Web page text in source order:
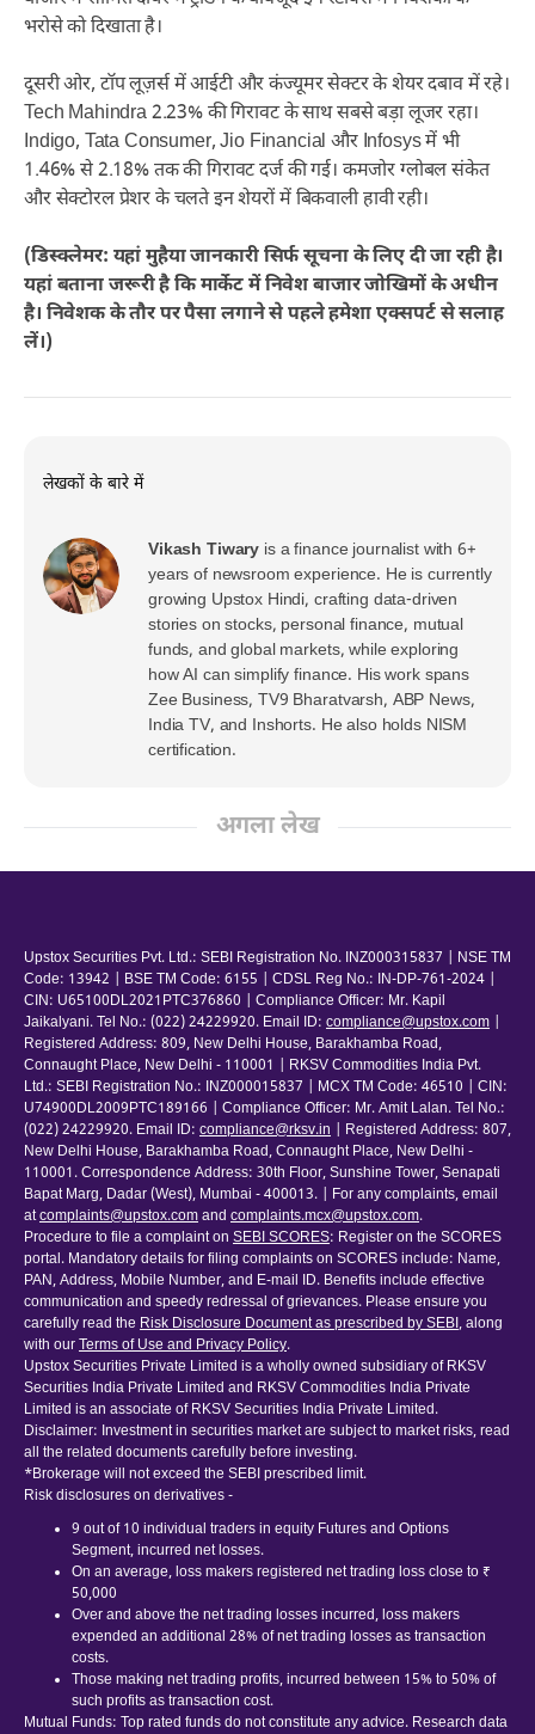
भरोसे को दिखाता है।
दूसरी ओर, टॉप लूज़र्स में आईटी और कंज्यूमर सेक्टर के शेयर दबाव में रहे।
Tech Mahindra 2.23% की गिरावट के साथ सबसे बड़ा लूजर रहा।
Indigo, Tata Consumer, Jio Financial और Infosys में भी
1.46% से 2.18% तक की गिरावट दर्ज की गई। कमजोर ग्लोबल संकेत
और सेक्टोरल प्रेशर के चलते इन शेयरों में बिकवाली हावी रही।
(डिस्क्लेमर: यहां मुहैया जानकारी सिर्फ सूचना के लिए दी जा रही है।
यहां बताना जरूरी है कि मार्केट में निवेश बाजार जोखिमों के अधीन
है। निवेशक के तौर पर पैसा लगाने से पहले हमेशा एक्सपर्ट से सलाह
लें।)
लेखकों के बारे में
Vikash Tiwary is a finance journalist with 6+
years of newsroom experience. He is currently
growing Upstox Hindi, crafting data-driven
stories on stocks, personal finance, mutual
funds, and global markets, while exploring
how AI can simplify finance. His work spans
Zee Business, TV9 Bharatvarsh, ABP News,
India TV, and Inshorts. He also holds NISM
certification.
अगला लेख
Upstox Securities Pvt. Ltd.: SEBI Registration No. INZ000315837 | NSE TM
Code: 13942 | BSE TM Code: 6155 | CDSL Reg No.: IN-DP-761-2024 |
CIN: U65100DL2021PTC376860 | Compliance Officer: Mr. Kapil
Jaikalyani. Tel No.: (022) 24229920. Email ID: compliance@upstox.com
Registered Address: 809, New Delhi House, Barakhamba Road,
Connaught Place, New Delhi - 110001 | RKSV Commodities India Pvt.
Ltd.: SEBI Registration No.: INZ000015837 | MCX TM Code: 46510 | CIN:
U74900DL2009PTC189166 | Compliance Officer: Mr. Amit Lalan. Tel No.:
(022) 24229920. Email ID: compliance@rksv.in
| Registered Address: 807,
New Delhi House, Barakhamba Road, Connaught Place, New Delhi -
110001. Correspondence Address: 30th Floor, Sunshine Tower, Senapati
Bapat Marg, Dadar (West), Mumbai - 400013. | For any complaints, email
atcomplaints@upstox.comand complaints.mcx@upstox.com.
Procedure to file a complaint on SEBI SCORES: Register on the SCORES
portal. Mandatory details for filing complaints on SCORES include: Name,
PAN, Address, Mobile Number, and E-mail ID. Benefits include effective
communication and speedy redressal of grievances. Please ensure you
carefully read the Risk Disclosure Document as prescribed by SEBI, along
with ourTerms of Use and Privacy Policy.
Upstox Securities Private Limited is a wholly owned subsidiary of RKSV
Securities India Private Limited and RKSV Commodities India Private
Limited is an associate of RKSV Securities India Private Limited.
Disclaimer: Investment in securities market are subject to market risks, read
all the related documents carefully before investing.
*Brokerage will not exceed the SEBI prescribed limit.
Risk disclosures on derivatives -
9 out of 10 individual traders in equity Futures and Options
Segment, incurred net losses.
On an average, loss makers registered net trading loss close to ₹
50,000
Over and above the net trading losses incurred, loss makers
expended an additional 28% of net trading losses as transaction
costs.
Those making net trading profits, incurred between 15% to 50% of
such profits as transaction cost.
Mutual Funds: Top rated funds do not constitute any advice. Research data